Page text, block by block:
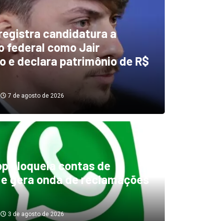
quem são as duas únicas
na disputa pela
chapas são 100%
7 de agosto de 2026
candidatura a
federal como Jair
e declara patrimônio de R$
7 de agosto de 2026
bloqueia contas de
e gera onda de reclamações
3 de agosto de 2026